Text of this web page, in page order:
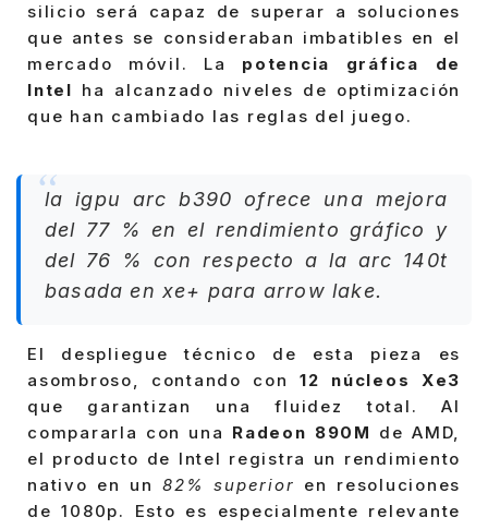
silicio será capaz de superar a soluciones
que antes se consideraban imbatibles en el
mercado móvil. La potencia gráfica de
Intel ha alcanzado niveles de optimización
que han cambiado las reglas del juego.
la igpu arc b390 ofrece una mejora
del 77 % en el rendimiento gráfico y
del 76 % con respecto a la arc 140t
basada en xe+ para arrow lake.
El despliegue técnico de esta pieza es
asombroso, contando con12 núcleos Xe3
que garantizan una fluidez total. Al
compararla con una Radeon 890M de AMD,
el producto de Intel registra un rendimiento
nativo en un82% superior en resoluciones
de 1080p. Esto es especialmente relevante